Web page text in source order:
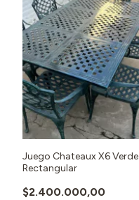
Juego Chateaux X6 Verde
Rectangular
$2.400.000,00